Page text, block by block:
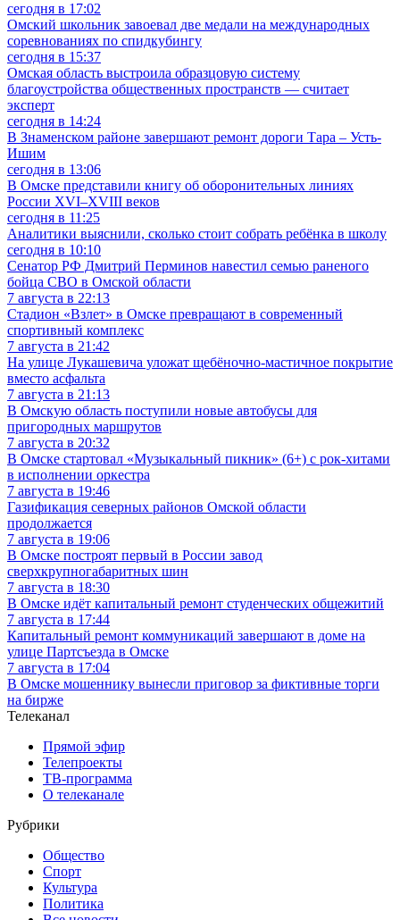
сегодня в 17:02
Омский школьник завоевал две медали на международных
соревнованиях по спидкубингу
сегодня в 15:37
Омская область выстроила образцовую систему
благоустройства общественных пространств — считает
эксперт
сегодня в 14:24
В Знаменском районе завершают ремонт дороги Тара – Усть-
Ишим
сегодня в 13:06
В Омске представили книгу об оборонительных линиях
России XVI–XVIII веков
сегодня в 11:25
Аналитики выяснили, сколько стоит собрать ребёнка в школу
сегодня в 10:10
Сенатор РФ Дмитрий Перминов навестил семью раненого
бойца СВО в Омской области
7 августа в 22:13
Стадион «Взлет» в Омске превращают в современный
спортивный комплекс
7 августа в 21:42
На улице Лукашевича уложат щебёночно-мастичное покрытие
вместо асфальта
7 августа в 21:13
В Омскую область поступили новые автобусы для
пригородных маршрутов
7 августа в 20:32
В Омске стартовал «Музыкальный пикник» (6+) с рок-хитами
в исполнении оркестра
7 августа в 19:46
Газификация северных районов Омской области
продолжается
7 августа в 19:06
В Омске построят первый в России завод
сверхкрупногабаритных шин
7 августа в 18:30
В Омске идёт капитальный ремонт студенческих общежитий
7 августа в 17:44
Капитальный ремонт коммуникаций завершают в доме на
улице Партсъезда в Омске
7 августа в 17:04
В Омске мошеннику вынесли приговор за фиктивные торги
на бирже
Телеканал
Прямой эфир
Телепроекты
ТВ-программа
О телеканале
Рубрики
Общество
Спорт
Культура
Политика